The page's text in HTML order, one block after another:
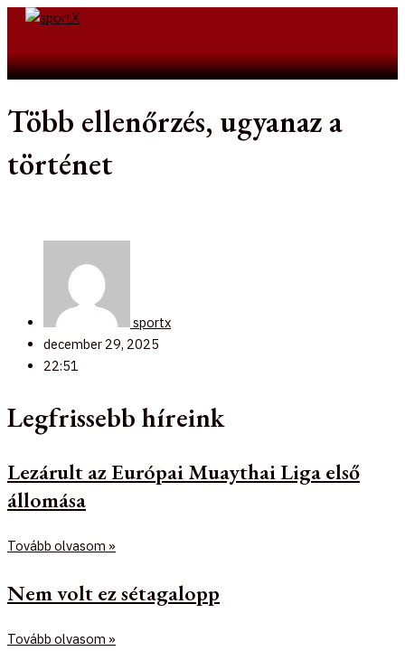
Skip
Több ellenőrzés, ugyanaz a
történet
sportx
december 29, 2025
22:51
Legfrissebb híreink
Lezárult az Európai Muaythai Liga első
állomása
Tovább olvasom »
Nem volt ez sétagalopp
Tovább olvasom »